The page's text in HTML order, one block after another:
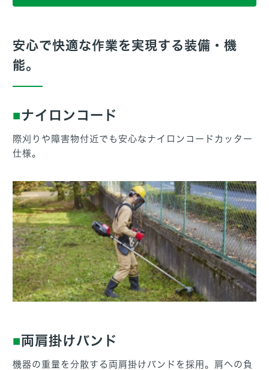
安心で快適な作業を実現する装備・機
能。
ナイロンコード
際刈りや障害物付近でも安心なナイロンコードカッター
仕様。
両肩掛けバンド
機器の重量を分散する両肩掛けバンドを採用。肩への負